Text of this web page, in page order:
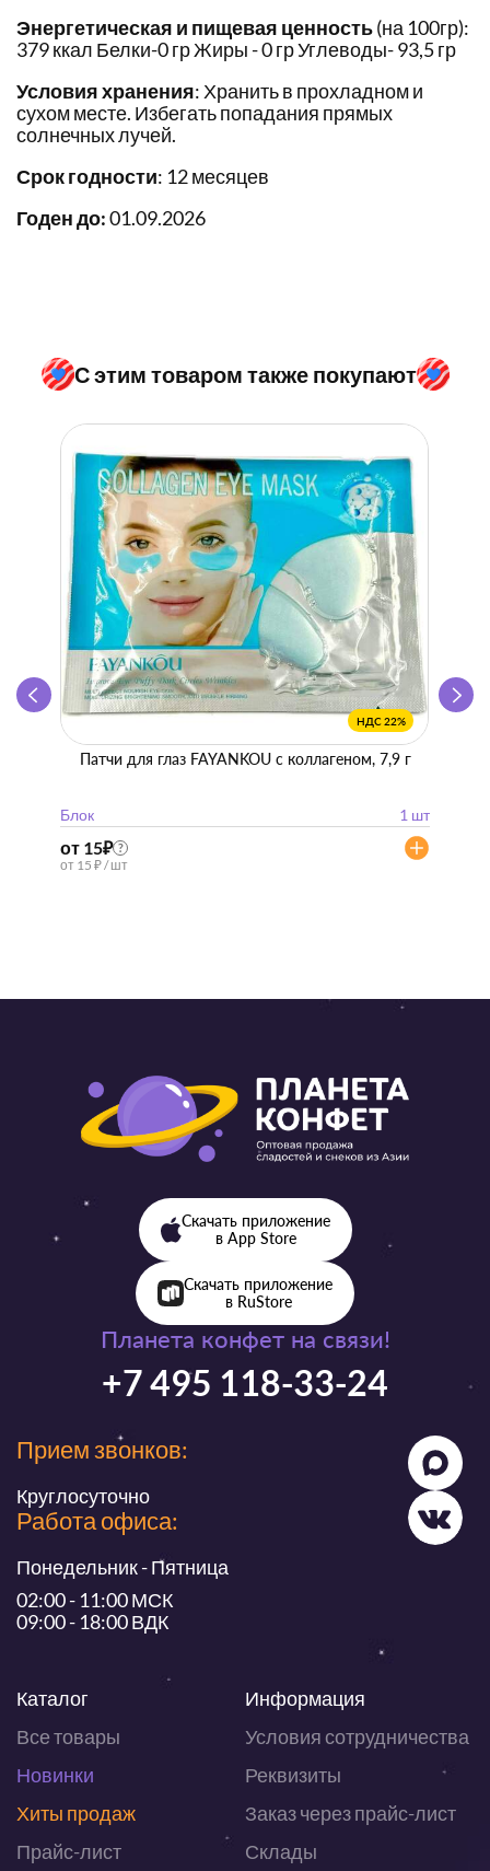
Энергетическая и пищевая ценность(на 100гр):
379 ккал Белки-0 гр Жиры - 0 гр Углеводы- 93,5 гр
Условия хранения: Хранить в прохладном и
сухом месте. Избегать попадания прямых
солнечных лучей.
Срок годности: 12 месяцев
Годен до:01.09.2026
С этим товаром также покупают
НДС 22%
Патчи для глаз FAYANKOU с коллагеном, 7,9 г
Блок 1 шт
от 15₽ ?
от 15 ₽ / шт
Планета конфет на связи!
+7 495 118-33-24
Прием звонков:
Круглосуточно
Работа офиса:
Понедельник - Пятница
02:00 - 11:00 МСК
09:00 - 18:00 ВДК
Каталог
Все товары
Новинки
Хиты продаж
Прайс-лист
Информация
Условия сотрудничества
Реквизиты
Заказ через прайс-лист
Склады
Скачать приложение
в App Store
Скачать приложение
в RuStore